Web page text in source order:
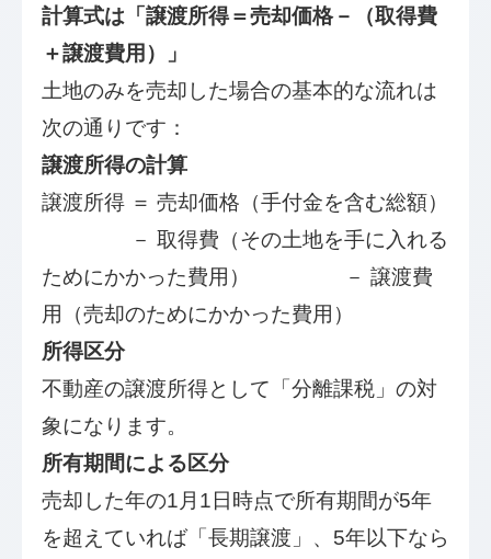
計算式は「譲渡所得＝売却価格－（取得費
＋譲渡費用）」
土地のみを売却した場合の基本的な流れは
次の通りです：
譲渡所得の計算
譲渡所得 ＝ 売却価格（手付金を含む総額）
－ 取得費（その土地を手に入れる
ためにかかった費用） － 譲渡費
用（売却のためにかかった費用）
所得区分
不動産の譲渡所得として「分離課税」の対
象になります。
所有期間による区分
売却した年の1月1日時点で所有期間が5年
を超えていれば「長期譲渡」、5年以下なら